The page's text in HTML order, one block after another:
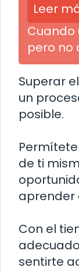
Leer
Cuando
pero no
Superar
un
posible.
de ti
aprender
Con el
sentirte